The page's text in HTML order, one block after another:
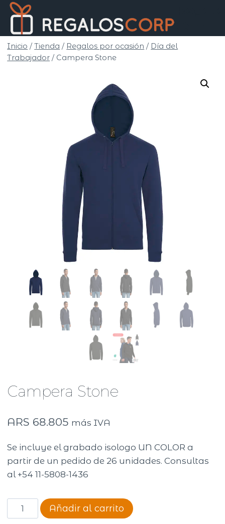
Saltar
contenido
Inicio / Tienda / Regalos por ocasión / Día del
Trabajador / Campera Stone
Campera Stone
ARS 68.805 más IVA
Se incluye el grabado isologo UN COLOR a
partir de un pedido de 26 unidades. Consultas
al +54 11-5808-1436
Campera
Stone
Añadir al carrito